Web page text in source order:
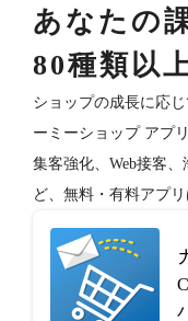
あなたの
80種類以
ショップの成長に応
ーミーショップ アプ
集客強化、Web接客
ど、無料・有料アプリ